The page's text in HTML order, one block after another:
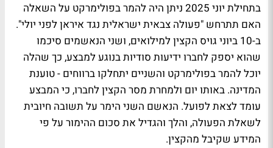
בתחילת יוני 2025 ניתן היה להמר בפולימרקט על השאלה
האם תתרחש "פעולה צבאית ישראלית נגד איראן לפני יולי".
ב-10 ביוני גויס הקצין למילואים, ושני הנאשמים סיכמו
שהוא יספק לחברו ידיעות סודיות בנוגע למבצע, כך שהלה
יוכל להמר בפולימרקט והשניים יתחלקו ברווחים - טוענת
המדינה. באותו יום ולמחרת מסר הקצין לחברו, כי המבצע
עומד לצאת לפועל. הנאשם השני הימר על תשובה חיובית
לשאלת הפעולה, והלך והגדיל את סכום ההימור על פי
המידע שקיבל מהקצין.